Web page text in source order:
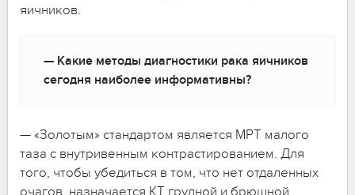
яичников.
— Какие методы диагностики рака яичников
сегодня наиболее информативны?
— «Золотым» стандартом является МРТ малого
таза с внутривенным контрастированием. Для
того, чтобы убедиться в том, что нет отдаленных
очагов, назначается КТ грудной и брюшной